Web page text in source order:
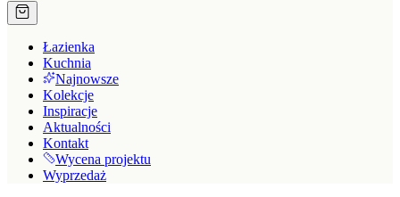
Łazienka
Kuchnia
Najnowsze
Kolekcje
Inspiracje
Aktualności
Kontakt
Wycena projektu
Wyprzedaż